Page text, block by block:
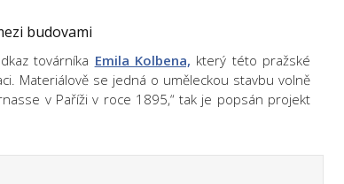
budovami
továrníka Emila Kolbena, který této pražské
Materiálově se jedná o uměleckou stavbu volně
v Paříži v roce 1895,“ tak je popsán projekt